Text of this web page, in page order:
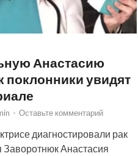
Анастасию
поклонники увидят
- Оставьте комментарий
диагностировали рак
Заворотнюк Анастасия